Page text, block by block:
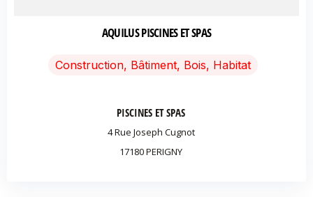
AQUILUS PISCINES ET SPAS
Construction, Bâtiment, Bois, Habitat
PISCINES ET SPAS
4 Rue Joseph Cugnot
17180 PERIGNY